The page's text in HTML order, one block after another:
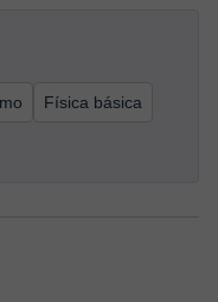
Física básica